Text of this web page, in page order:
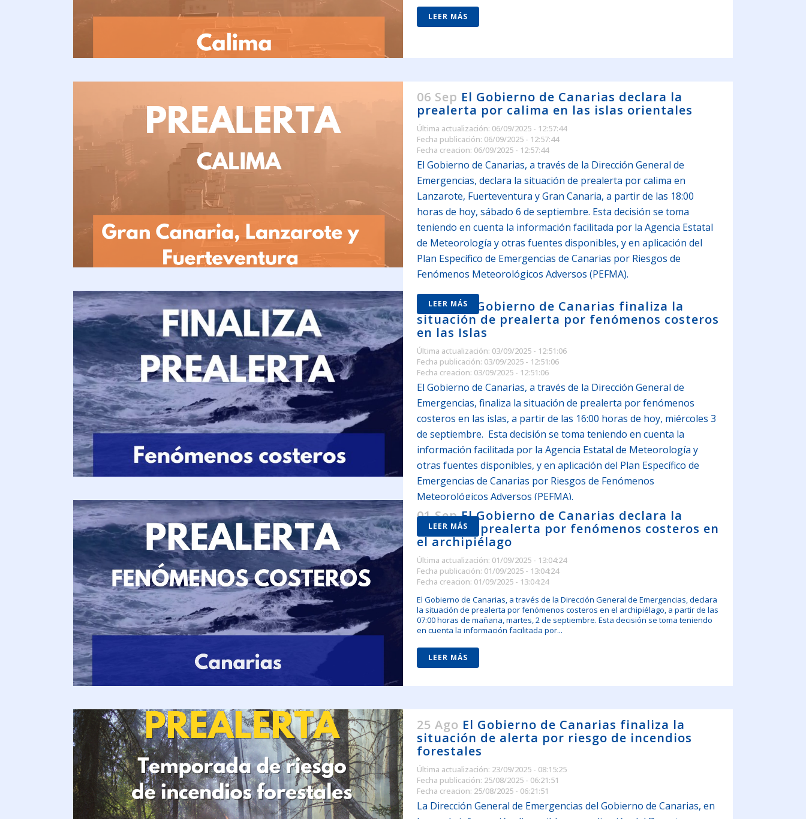
LEER MÁS
06 Sep El Gobierno de Canarias declara la
prealerta por calima en las islas orientales
Última actualización: 06/09/2025 - 12:57:44
Fecha publicación: 06/09/2025 - 12:57:44
Fecha creacion: 06/09/2025 - 12:57:44
El Gobierno de Canarias, a través de la Dirección General de
Emergencias, declara la situación de prealerta por calima en
Lanzarote, Fuerteventura y Gran Canaria, a partir de las 18:00
horas de hoy, sábado 6 de septiembre. Esta decisión se toma
teniendo en cuenta la información facilitada por la Agencia Estatal
de Meteorología y otras fuentes disponibles, y en aplicación del
Plan Específico de Emergencias de Canarias por Riesgos de
Fenómenos Meteorológicos Adversos (PEFMA).
LEER MÁS
03 Sep El Gobierno de Canarias finaliza la
situación de prealerta por fenómenos costeros
en las Islas
Última actualización: 03/09/2025 - 12:51:06
Fecha publicación: 03/09/2025 - 12:51:06
Fecha creacion: 03/09/2025 - 12:51:06
El Gobierno de Canarias, a través de la Dirección General de
Emergencias, finaliza la situación de prealerta por fenómenos
costeros en las islas, a partir de las 16:00 horas de hoy, miércoles 3
de septiembre. Esta decisión se toma teniendo en cuenta la
información facilitada por la Agencia Estatal de Meteorología y
otras fuentes disponibles, y en aplicación del Plan Específico de
Emergencias de Canarias por Riesgos de Fenómenos
Meteorológicos Adversos (PEFMA).
LEER MÁS
01 Sep El Gobierno de Canarias declara la
situación prealerta por fenómenos costeros en
el archipiélago
Última actualización: 01/09/2025 - 13:04:24
Fecha publicación: 01/09/2025 - 13:04:24
Fecha creacion: 01/09/2025 - 13:04:24
El Gobierno de Canarias, a través de la Dirección General de Emergencias, declara
la situación de prealerta por fenómenos costeros en el archipiélago, a partir de las
07:00 horas de mañana, martes, 2 de septiembre. Esta decisión se toma teniendo
en cuenta la información facilitada por...
LEER MÁS
25 Ago El Gobierno de Canarias finaliza la
situación de alerta por riesgo de incendios
forestales
Última actualización: 23/09/2025 - 08:15:25
Fecha publicación: 25/08/2025 - 06:21:51
Fecha creacion: 25/08/2025 - 06:21:51
La Dirección General de Emergencias del Gobierno de Canarias, en